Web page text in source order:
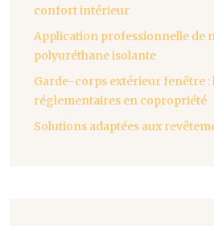
confort intérieur
Application professionnelle de
polyuréthane isolante
Garde-corps extérieur fenêtre :
réglementaires en copropriété
Solutions adaptées aux